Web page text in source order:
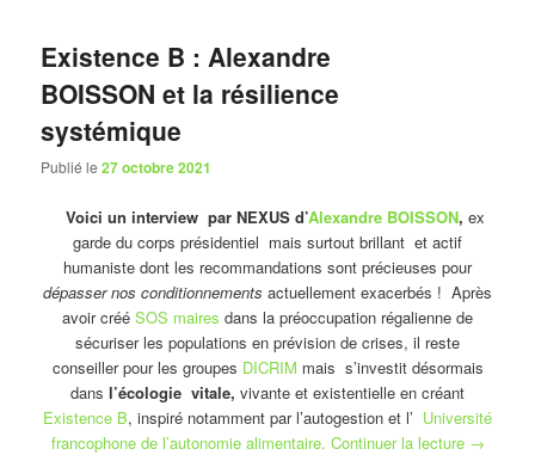
Existence B : Alexandre
BOISSON et la résilience
systémique
Publié le27 octobre 2021
Voici un interview par NEXUS d’Alexandre BOISSON, ex
garde du corps présidentiel mais surtout brillant et actif
humaniste dont les recommandations sont précieuses pour
dépasser nos conditionnements actuellement exacerbés ! Après
avoir créé SOS maires dans la préoccupation régalienne de
sécuriser les populations en prévision de crises, il reste
conseiller pour les groupes DICRIM mais s’investit désormais
dans l’écologie vitale, vivante et existentielle en créant
Existence B, inspiré notamment par l’autogestion et l’ Université
francophone de l’autonomie alimentaire. Continuer la lecture →